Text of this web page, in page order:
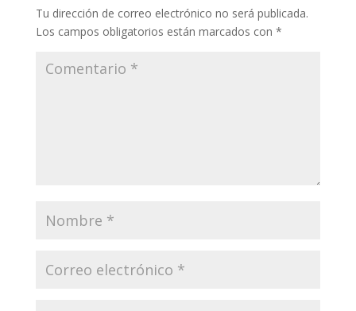
Tu dirección de correo electrónico no será publicada.
Los campos obligatorios están marcados con *